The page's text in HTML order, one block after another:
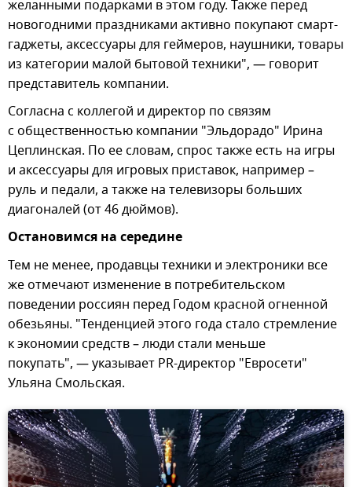
желанными подарками в этом году. Также перед
новогодними праздниками активно покупают смарт-
гаджеты, аксессуары для геймеров, наушники, товары
из категории малой бытовой техники", — говорит
представитель компании.
Согласна с коллегой и директор по связям
с общественностью компании "Эльдорадо" Ирина
Цеплинская. По ее словам, спрос также есть на игры
и аксессуары для игровых приставок, например –
руль и педали, а также на телевизоры больших
диагоналей (от 46 дюймов).
Остановимся на середине
Тем не менее, продавцы техники и электроники все
же отмечают изменение в потребительском
поведении россиян перед Годом красной огненной
обезьяны. "Тенденцией этого года стало стремление
к экономии средств – люди стали меньше
покупать", — указывает PR-директор "Евросети"
Ульяна Смольская.